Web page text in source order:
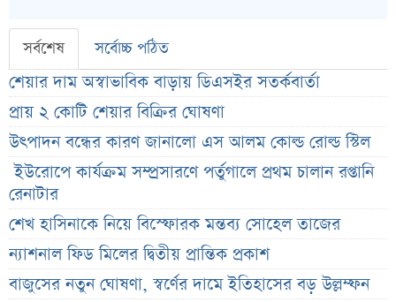
সর্বশেষ সর্বোচ্চ পঠিত
শেয়ার দাম অস্বাভাবিক বাড়ায় ডিএসইর সতর্কবার্তা
প্রায় ২ কোটি শেয়ার বিক্রির ঘোষণা
উৎপাদন বন্ধের কারণ জানালো এস আলম কোল্ড রোল্ড স্টিল
ইউরোপে কার্যক্রম সম্প্রসারণে পর্তুগালে প্রথম চালান রপ্তানি
রেনাটার
শেখ হাসিনাকে নিয়ে বিস্ফোরক মন্তব্য সোহেল তাজের
ন্যাশনাল ফিড মিলের দ্বিতীয় প্রান্তিক প্রকাশ
বাজুসের নতুন ঘোষণা, স্বর্ণের দামে ইতিহাসের বড় উল্লম্ফন